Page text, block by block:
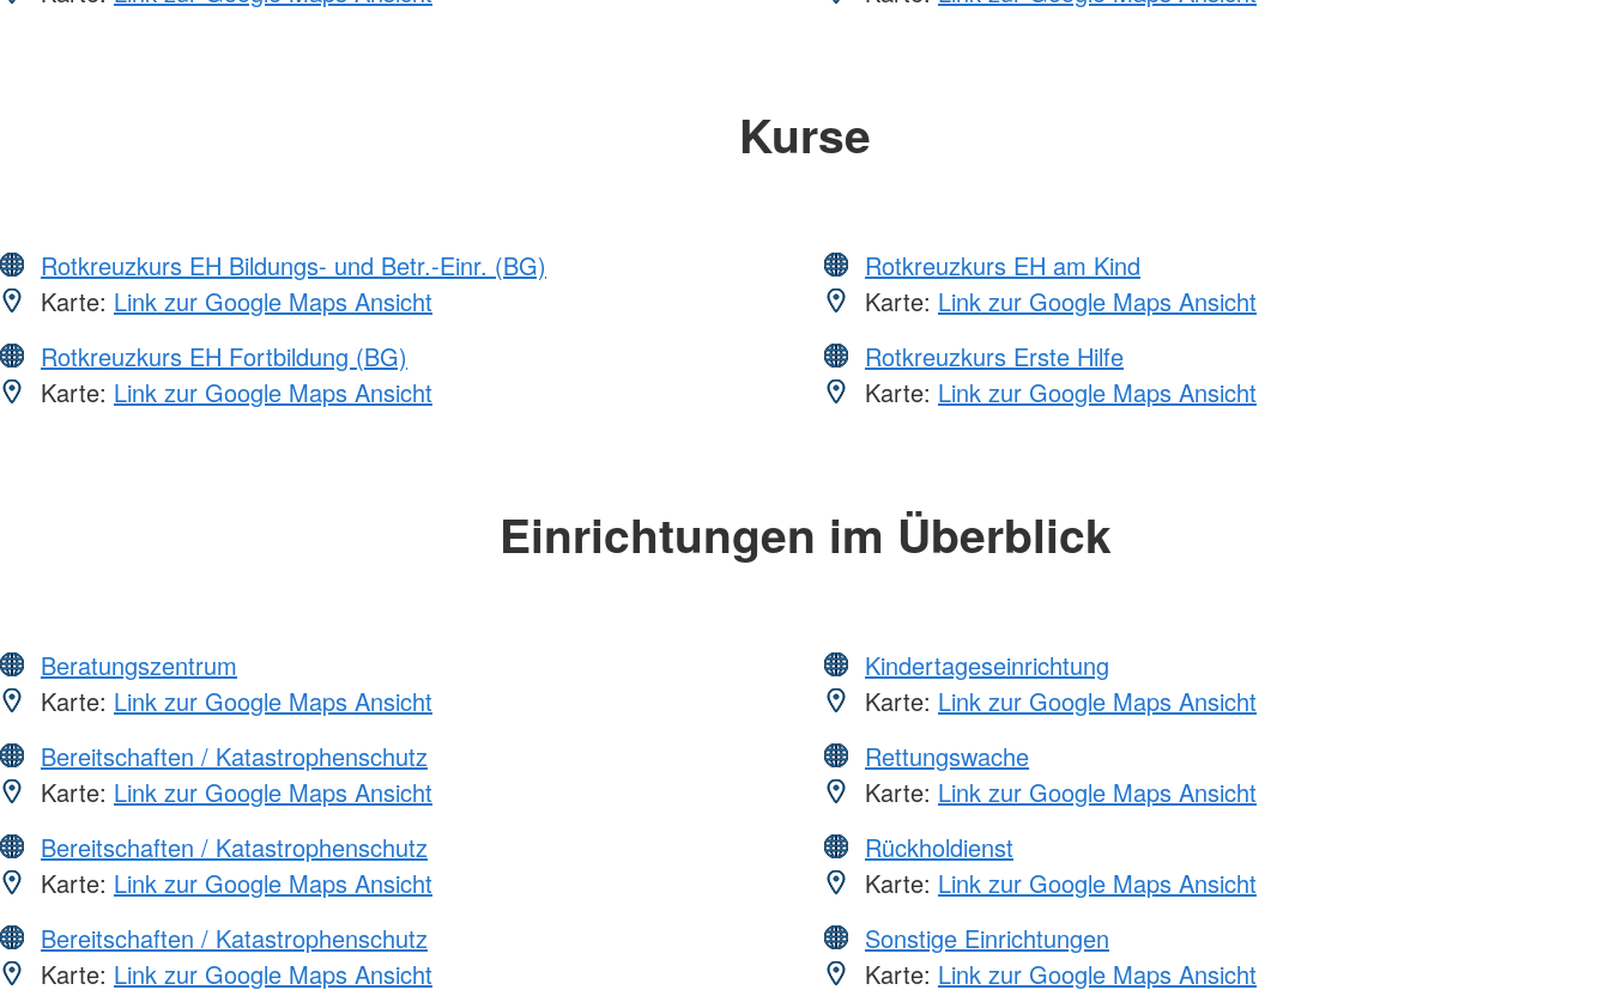
Kurse
Rotkreuzkurs EH Bildungs- und Betr.-Einr. (BG)
Karte: Link zur Google Maps Ansicht
Rotkreuzkurs EH Fortbildung (BG)
Karte: Link zur Google Maps Ansicht
Rotkreuzkurs EH am Kind
Karte: Link zur Google Maps Ansicht
Rotkreuzkurs Erste Hilfe
Karte: Link zur Google Maps Ansicht
Einrichtungen im Überblick
Beratungszentrum
Karte: Link zur Google Maps Ansicht
Bereitschaften / Katastrophenschutz
Karte: Link zur Google Maps Ansicht
Bereitschaften / Katastrophenschutz
Karte: Link zur Google Maps Ansicht
Bereitschaften / Katastrophenschutz
Karte: Link zur Google Maps Ansicht
Kindertageseinrichtung
Karte: Link zur Google Maps Ansicht
Rettungswache
Karte: Link zur Google Maps Ansicht
Rückholdienst
Karte: Link zur Google Maps Ansicht
Sonstige Einrichtungen
Karte: Link zur Google Maps Ansicht